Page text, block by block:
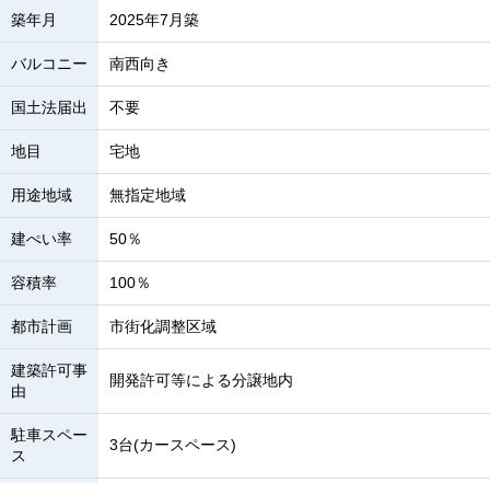
築年月 2025年7月築
バルコニー 南西向き
国土法届出 不要
地目 宅地
用途地域 無指定地域
建ぺい率 50％
容積率 100％
都市計画 市街化調整区域
建築許可事
由
開発許可等による分譲地内
駐車スペー
ス
3台(カースペース)